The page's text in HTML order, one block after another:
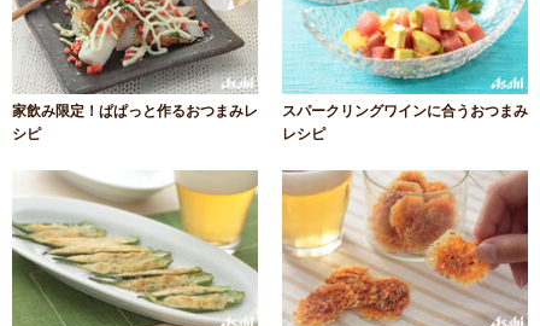
家飲み限定！ぱぱっと作るおつまみレ
シピ
スパークリングワインに合うおつまみ
レシピ